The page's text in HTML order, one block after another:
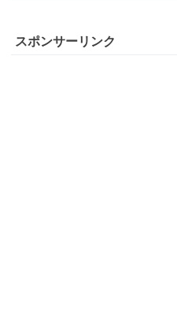
スポンサーリンク